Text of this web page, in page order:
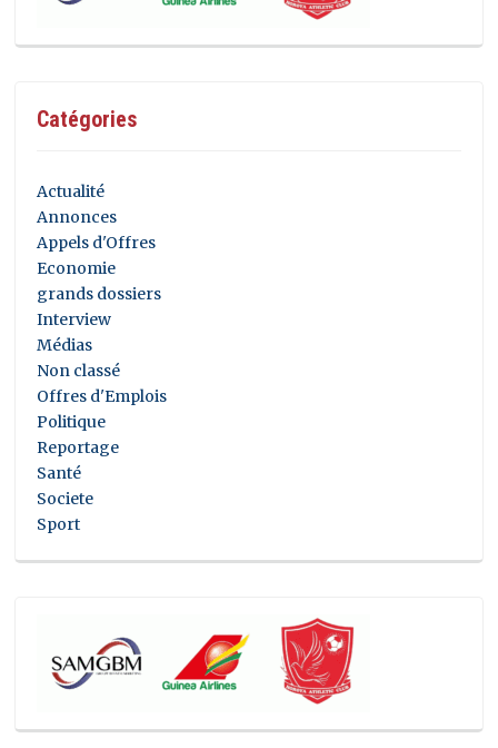
Catégories
Actualité
Annonces
Appels d'Offres
Economie
grands dossiers
Interview
Médias
Non classé
Offres d'Emplois
Politique
Reportage
Santé
Societe
Sport